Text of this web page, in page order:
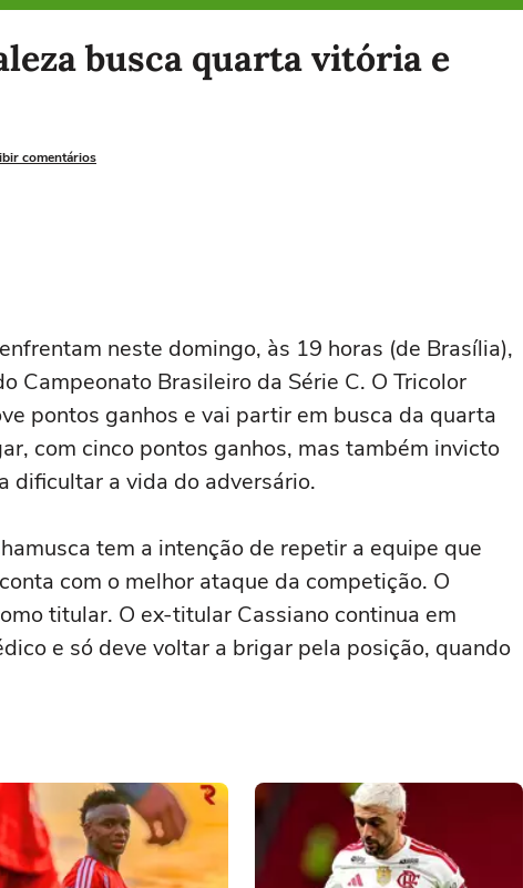
busca quarta vitória e
comentários
neste domingo, às 19 horas (de Brasília),
Campeonato Brasileiro da Série C. O Tricolor
pontos ganhos e vai partir em busca da quarta
com cinco pontos ganhos, mas também invicto
dificultar a vida do adversário.
tem a intenção de repetir a equipe que
com o melhor ataque da competição. O
titular. O ex-titular Cassiano continua em
e só deve voltar a brigar pela posição, quando